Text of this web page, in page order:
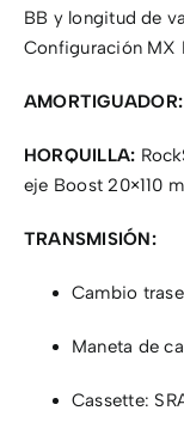
BB y longitud de
Configuración MX
AMORTIGUADOR:
HORQUILLA:
eje Boost 20×110
TRANSMISIÓN:
Cambio
Maneta de
Cassette: